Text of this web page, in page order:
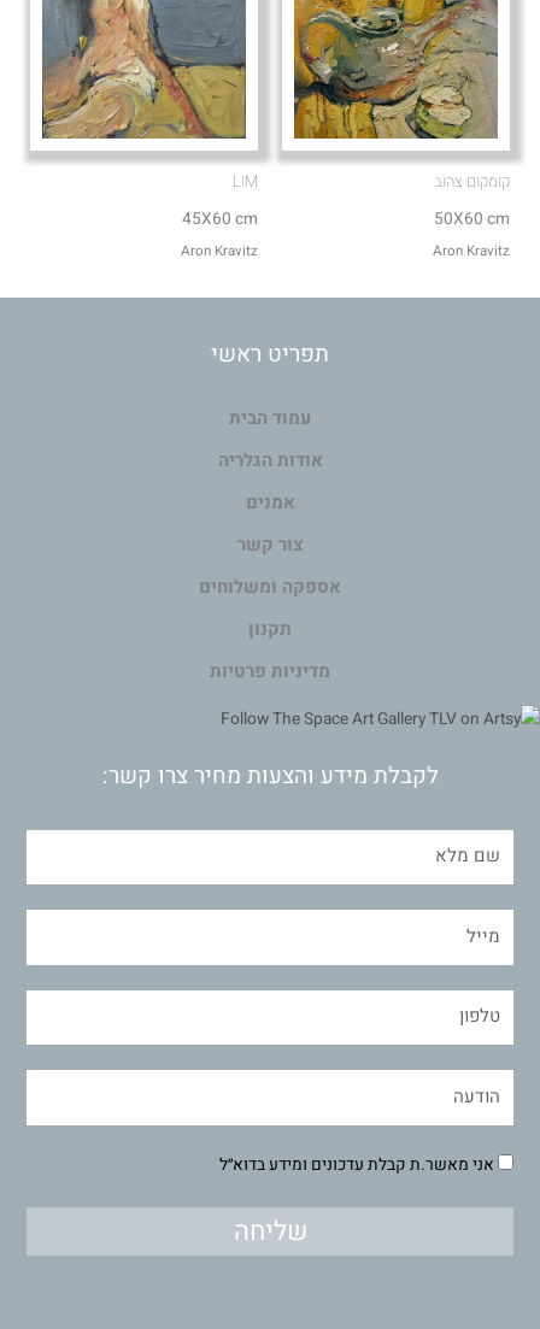
קומקום צהוב
50X60 cm
Aron Kravitz
LIM
45X60 cm
Aron Kravitz
תפריט ראשי
עמוד הבית
אודות הגלריה
אמנים
צור קשר
אספקה ומשלוחים
תקנון
מדיניות פרטיות
לקבלת מידע והצעות מחיר צרו קשר:
אני מאשר.ת קבלת עדכונים ומידע בדוא״ל
שליחה